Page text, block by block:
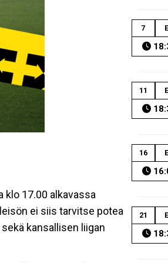
klo 17.00 alkavassa
ei siis tarvitse potea
kansallisen liigan
7
11
16
21